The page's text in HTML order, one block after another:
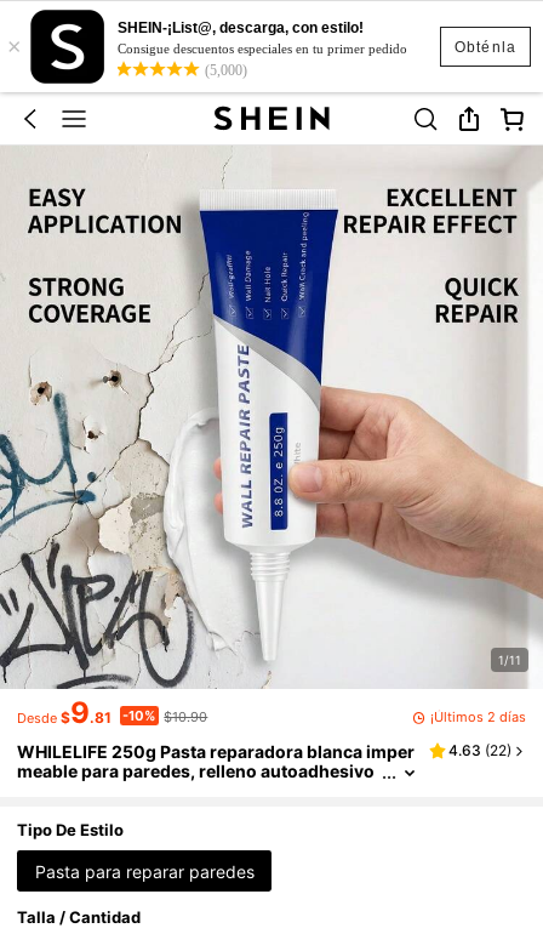
Obténla
×
SHEIN-¡List@, descarga, con estilo!
Consigue descuentos especiales en tu primer pedido
(5,000)
1/11
Desde $9.81 -10% $10.90 ¡Últimos 2 días
WHILELIFE 250g Pasta reparadora blanca imper
meable para paredes, relleno autoadhesivo
ción de descascarillado
4.63 (22)
Tipo De Estilo
Pasta para reparar paredes
Talla / Cantidad